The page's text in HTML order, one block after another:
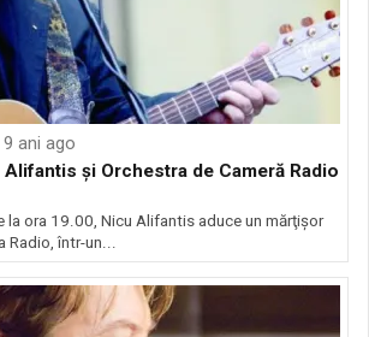
9 ani ago
şi Orchestra de Cameră Radio
la ora 19.00, Nicu Alifantis aduce un mărţişor
Radio, într-un...